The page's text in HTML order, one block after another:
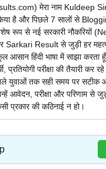
मेरा नाम Kuldeep
है और पिछले 7 सालों से
रूप से नई सरकारी नौकरियों
Sarkari Result से जुड़ी हर
हिंदी भाषा में साझा करता
प्रतियोगी परीक्षा की तैयारी कर
युवाओं तक सही समय पर सटीक
आवेदन, परीक्षा और परिणाम से
प्रकार की कठिनाई न हो।